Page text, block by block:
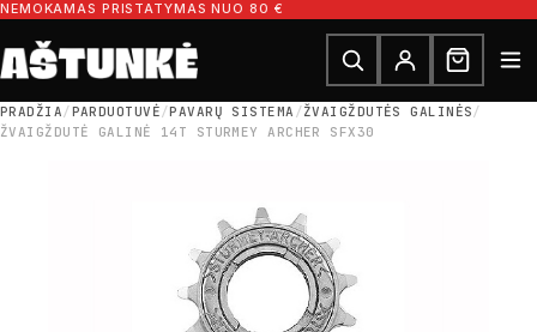
Pereiti prie turinio
NEMOKAMAS PRISTATYMAS NUO 80 €
Ieškoti dalių
Ieškoti
PRADŽIA/PARDUOTUVĖ/PAVARŲ SISTEMA /ŽVAIGŽDUTĖS GALINĖS/
ŽVAIGŽDUTĖ GALINĖ 14T STURMEY ARCHER SFX30